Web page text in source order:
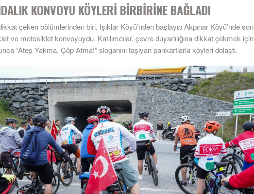
KONVOYU KÖYLERİ BİRBİRİNE BAĞLADI
çeken bölümlerinden biri, Işıklar Köyü’nden başlayıp Akpınar Köyü’nde son
ve motosiklet konvoyuydu. Katılımcılar, çevre duyarlılığına dikkat çekmek için
“Ateş Yakma, Çöp Atma!” sloganını taşıyan pankartlarla köyleri dolaştı.